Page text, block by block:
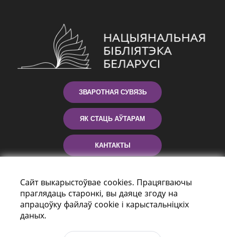
ЗВАРОТНАЯ СУВЯЗЬ
ЯК СТАЦЬ АЎТАРАМ
КАНТАКТЫ
Сайт выкарыстоўвае cookies. Працягваючы
праглядаць старонкі, вы даяце згоду на
апрацоўку файлаў cookie і карыстальніцкіх
даных.